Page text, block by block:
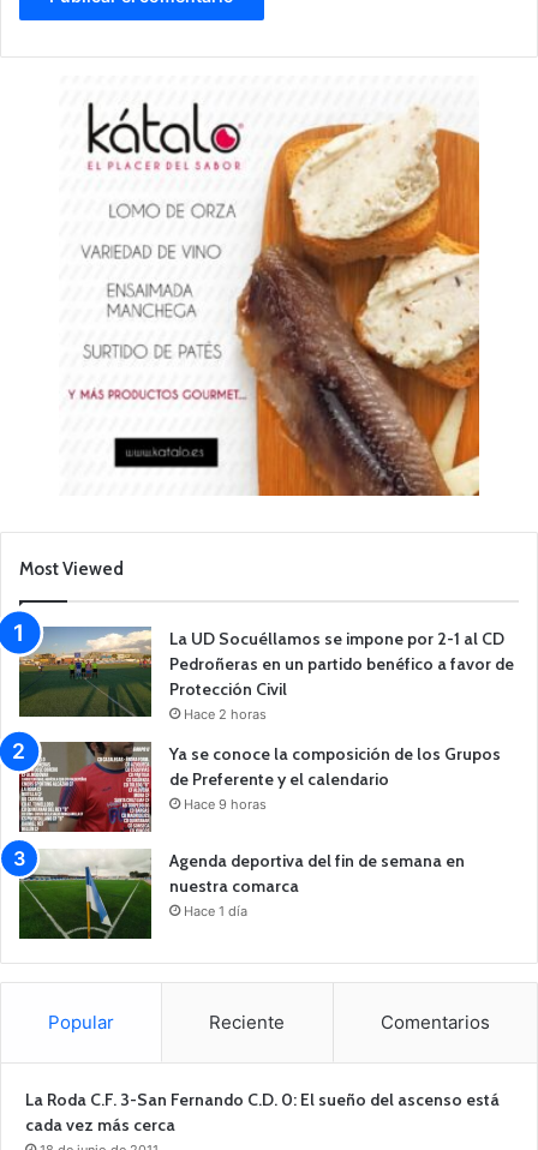
Most Viewed
La UD Socuéllamos se impone por 2-1 al CD
Pedroñeras en un partido benéfico a favor de
Protección Civil
Hace 2 horas
Ya se conoce la composición de los Grupos
de Preferente y el calendario
Hace 9 horas
Agenda deportiva del fin de semana en
nuestra comarca
Hace 1 día
Popular Reciente Comentarios
La Roda C.F. 3-San Fernando C.D. 0: El sueño del ascenso está
cada vez más cerca